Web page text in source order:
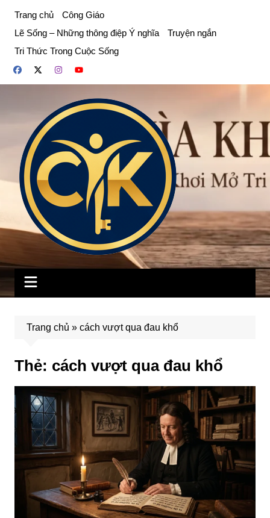
phần
dung
Trang chủ
Công Giáo
Lẽ Sống – Những thông điệp Ý nghĩa
Truyện ngắn
Tri Thức Trong Cuộc Sống
Trang chủ » cách vượt qua đau khổ
Thẻ: cách vượt qua đau khổ